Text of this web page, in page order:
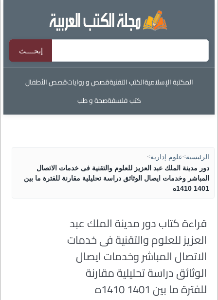
المكتبة الإسلاميةالكتب التقنيةقصص و رواياتقصص الأطفال
كتب فلسفةصحة و طب
الرئيسية>علوم إدارية>
دور مدينة الملك عبد العزيز للعلوم والتقنية فى خدمات الاتصال
المباشر وخدمات ايصال الوثائق دراسة تحليلية مقارنة للفترة ما بين
1401 1410ه
قراءة كتاب دور مدينة الملك عبد
العزيز للعلوم والتقنية فى خدمات
الاتصال المباشر وخدمات ايصال
الوثائق دراسة تحليلية مقارنة
للفترة ما بين 1401 1410ه